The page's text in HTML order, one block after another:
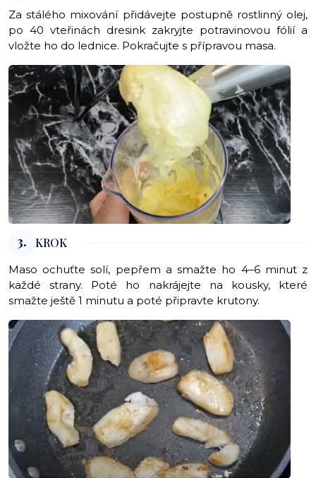
Za stálého mixování přidávejte postupně rostlinný olej,
po 40 vteřinách dresink zakryjte potravinovou fólií a
vložte ho do lednice. Pokračujte s přípravou masa.
3. KROK
Maso ochuťte solí, pepřem a smažte ho 4–6 minut z
každé strany. Poté ho nakrájejte na kousky, které
smažte ještě 1 minutu a poté připravte krutony.